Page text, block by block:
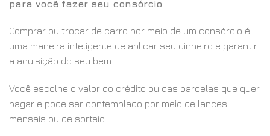
para você fazer seu consórcio
Comprar ou trocar de carro por meio de um consórcio é
uma maneira inteligente de aplicar seu dinheiro e garantir
a aquisição do seu bem.
Você escolhe o valor do crédito ou das parcelas que quer
pagar e pode ser contemplado por meio de lances
mensais ou de sorteio.